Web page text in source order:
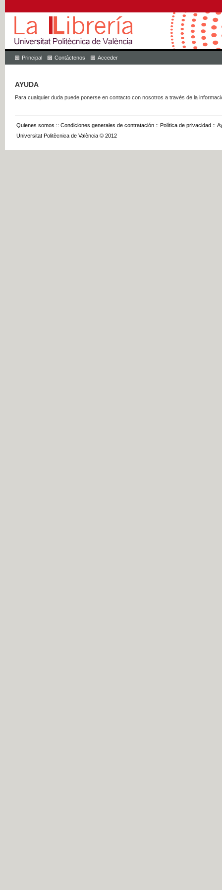
Principal Contáctenos Acceder
AYUDA
Para cualquier duda puede ponerse en contacto con nosotros a través de la
Quienes somos :: Condiciones generales de contratación :: Política de privacidad ::
Universitat Politècnica de València © 2012